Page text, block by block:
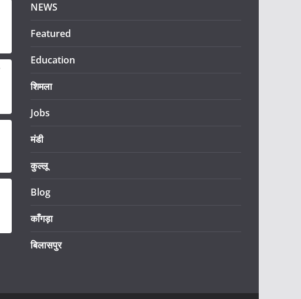
NEWS
Featured
Education
शिमला
Jobs
मंडी
कुल्लू
Blog
काँगड़ा
बिलासपुर